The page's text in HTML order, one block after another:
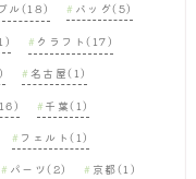
ル(18) バッグ(5)
クラフト(17)
名古屋(1)
千葉(1)
フェルト(1)
パーツ(2) 京都(1)